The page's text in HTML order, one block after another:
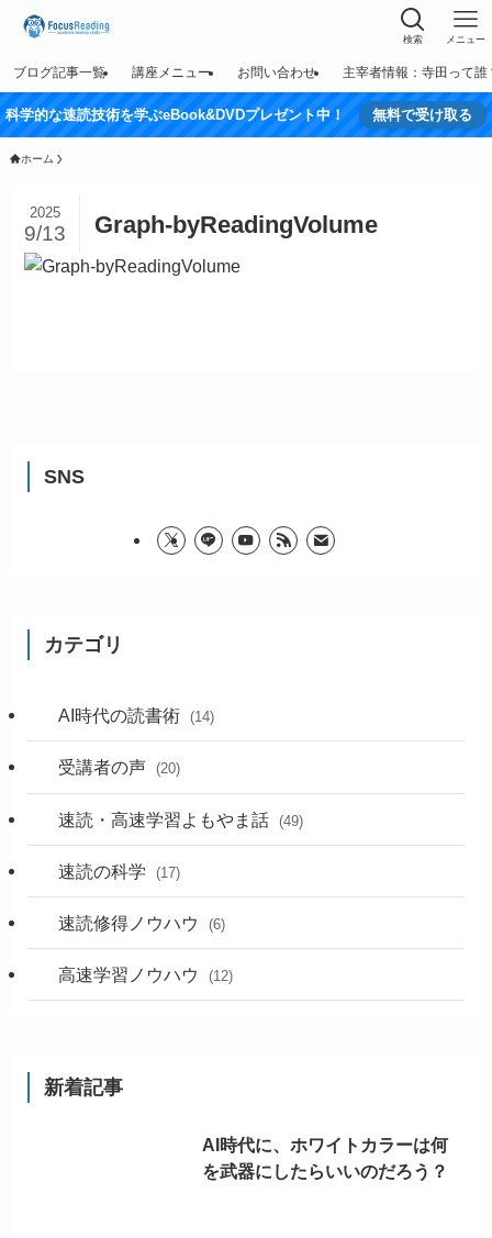
検索 メニュー
ブログ記事一覧 講座メニュー お問い合わせ 主宰者情報：寺田って誰
科学的な速読技術を学ぶeBook&DVDプレゼント中！ 無料で受け取る
ホーム
Graph-byReadingVolume
2025
9/13
SNS
カテゴリ
AI時代の読書術 (14)
受講者の声 (20)
速読・高速学習よもやま話 (49)
速読の科学 (17)
速読修得ノウハウ (6)
高速学習ノウハウ (12)
新着記事
AI時代に、ホワイトカラーは何
を武器にしたらいいのだろう？